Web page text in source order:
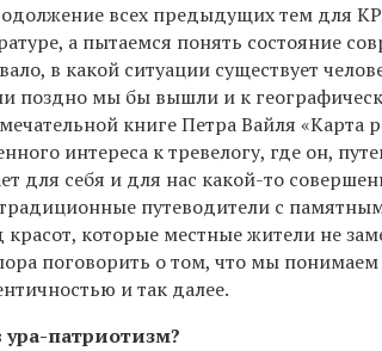
всех предыдущих тем для
а пытаемся понять состояние
в какой ситуации существует
поздно мы бы вышли и к
книге Петра Вайля «Карта
интереса к тревелогу, где он,
для себя и для нас какой-то
путеводители с
которые местные жители не
поговорить о том, что мы
и так далее.
ура-патриотизм?